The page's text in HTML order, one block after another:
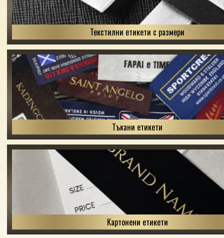
Текстилни етикети с размери
Тъкани етикети
Картонени етикети